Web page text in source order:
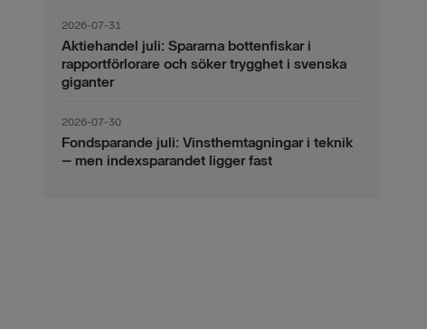
2026-07-31
Aktiehandel juli: Spararna bottenfiskar i
rapportförlorare och söker trygghet i svenska
giganter
2026-07-30
Fondsparande juli: Vinsthemtagningar i teknik
– men indexsparandet ligger fast